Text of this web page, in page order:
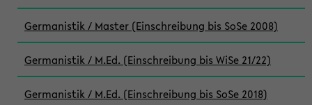
Germanistik / Master (Einschreibung bis SoSe 2008)
Germanistik / M.Ed. (Einschreibung bis WiSe 21/22)
Germanistik / M.Ed. (Einschreibung bis SoSe 2018)